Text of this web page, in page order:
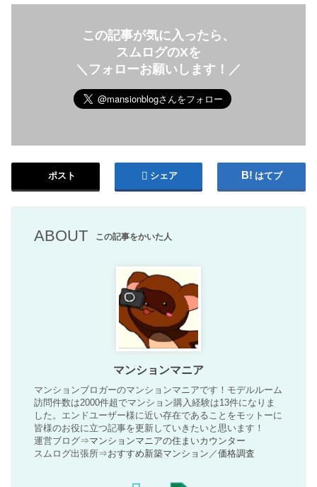
この記事が気に入ったら、
スムログのXを
＼フォローお願いします！／
ポスト シェア はてブ
ABOUT この記事をかいた人
マンションマニア
マンションブロガーのマンションマニアです！モデルルーム
訪問件数は2000件超でマンション購入経験は13件になりま
した。エンドユーザー様に近い存在であることをモットーに
皆様のお役に立つ記事を更新していきたいと思います！
運営ブログ⇒マンションマニアの住まいカウンター
スムログ出張所⇒おすすめ新築マンション ／価格調査